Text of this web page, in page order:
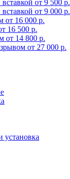
от 9 500 р.
от 9 000 р.
от 16 000 р.
16 500 р.
от 14 800 р.
от 27 000 р.
установка